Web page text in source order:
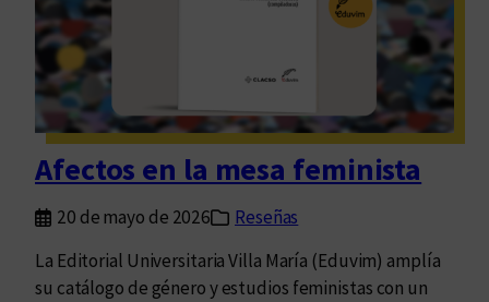
Afectos en la mesa feminista
20 de mayo de 2026
Reseñas
La Editorial Universitaria Villa María (Eduvim) amplía
su catálogo de género y estudios feministas con un